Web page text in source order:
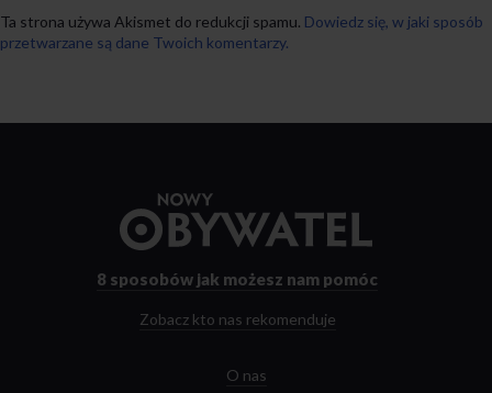
Ta strona używa Akismet do redukcji spamu. Dowiedz się, w jaki sposób
przetwarzane są dane Twoich komentarzy.
strony
8 sposobów jak możesz nam pomóc
Zobacz kto nas rekomenduje
O nas